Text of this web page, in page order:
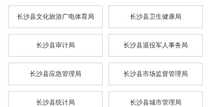
长沙县文化旅游广电体育局 长沙县卫生健康局
长沙县审计局 长沙县退役军人事务局
长沙县应急管理局 长沙县市场监督管理局
长沙县统计局 长沙县城市管理局